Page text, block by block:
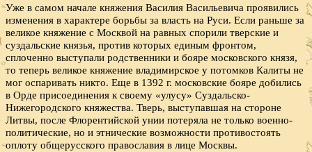
Уже в самом начале княжения Василия Васильевича проявились
изменения в характере борьбы за власть на Руси. Если раньше за
великое княжение с Москвой на равных спорили тверские и
суздальские князья, против которых единым фронтом,
сплоченно выступали родственники и бояре московского князя,
то теперь великое княжение владимирское у потомков Калиты не
мог оспаривать никто. Еще в 1392 г. московские бояре добились
в Орде присоединения к своему «улусу» Суздальско-
Нижегородского княжества. Тверь, выступавшая на стороне
Литвы, после Флорентийской унии потеряла не только военно-
политические, но и этнические возможности противостоять
оплоту общерусского православия в лице Москвы.